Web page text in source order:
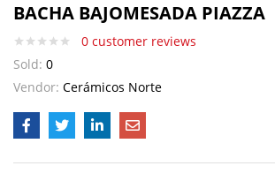
BACHA BAJOMESADA PIAZZA
0 customer reviews
Sold: 0
Vendor: Cerámicos Norte